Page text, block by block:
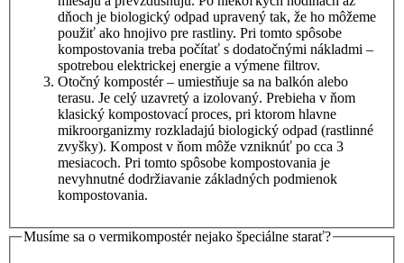
dňoch je biologický odpad upravený tak, že ho môžeme
použiť ako hnojivo pre rastliny. Pri tomto spôsobe
kompostovania treba počítať s dodatočnými nákladmi –
spotrebou elektrickej energie a výmene filtrov.
Otočný kompostér – umiestňuje sa na balkón alebo
terasu. Je celý uzavretý a izolovaný. Prebieha v ňom
klasický kompostovací proces, pri ktorom hlavne
mikroorganizmy rozkladajú biologický odpad (rastlinné
zvyšky). Kompost v ňom môže vzniknúť po cca 3
mesiacoch. Pri tomto spôsobe kompostovania je
nevyhnutné dodržiavanie základných podmienok
kompostovania.
Musíme sa o vermikompostér nejako špeciálne starať?